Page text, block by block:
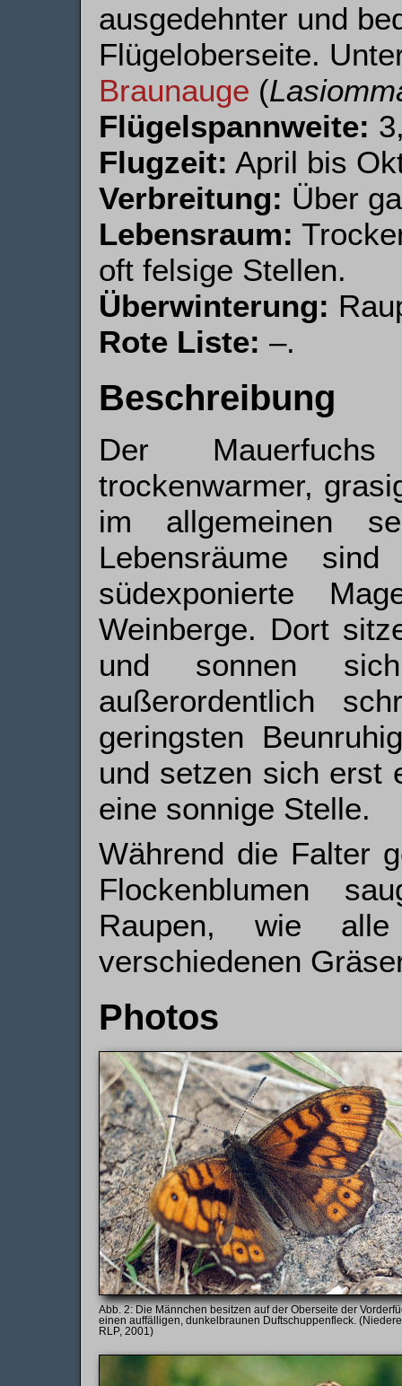
ausgedehnter und
Flügeloberseite.
Braunauge (
Flügelspannweite:
Flugzeit: April bis
Verbreitung: Über
Lebensraum:
oft felsige Stellen.
Überwinterung:
Rote Liste: –.
Beschreibung
Der
trockenwarmer,
im allgemeinen
Lebensräume
südexponierte
Weinberge. Dort
und sonnen
außerordentlich
geringsten
und setzen sich erst
eine sonnige Stelle.
Während die Falter
Flockenblumen
Raupen, wie alle
verschiedenen
Photos
Die Männchen besitzen auf der Oberseite der
einen auffälligen, dunkelbraunen Duftschuppenfleck.
RLP, 2001)